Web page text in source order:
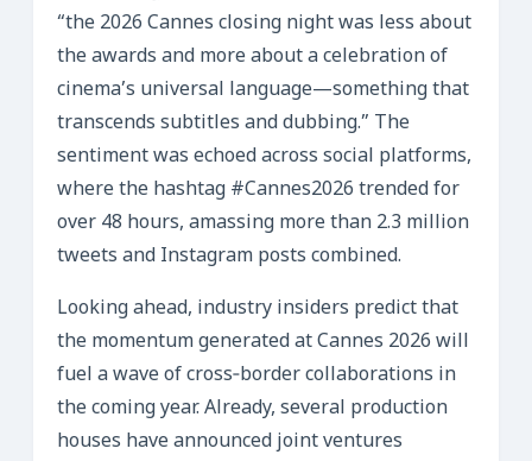
“the 2026 Cannes closing night was less about
the awards and more about a celebration of
cinema’s universal language—something that
transcends subtitles and dubbing.” The
sentiment was echoed across social platforms,
where the hashtag #Cannes2026 trended for
over 48 hours, amassing more than 2.3 million
tweets and Instagram posts combined.
Looking ahead, industry insiders predict that
the momentum generated at Cannes 2026 will
fuel a wave of cross‑border collaborations in
the coming year. Already, several production
houses have announced joint ventures